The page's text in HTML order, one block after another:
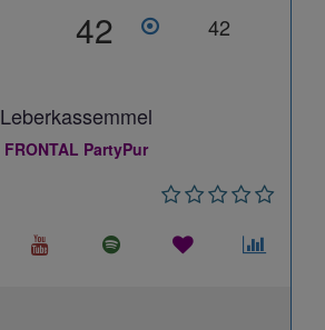
42 42
Leberkassemmel
FRONTAL PartyPur